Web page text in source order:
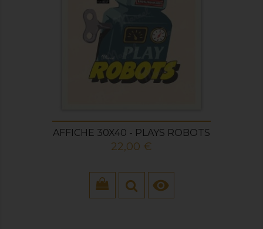
AFFICHE 30X40 - PLAYS ROBOTS
Prix
22,00 €
